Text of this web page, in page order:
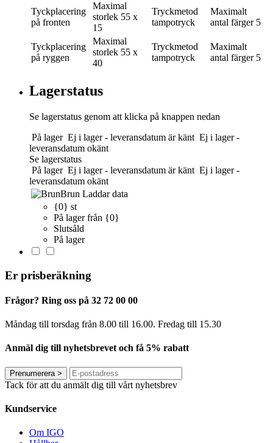
Tyckplacering
på fronten
Maximal
storlek 55 x
15
Tryckmetod
tampotryck
Maximalt
antal färger 5
Tyckplacering
på ryggen
Maximal
storlek 55 x
40
Tryckmetod
tampotryck
Maximalt
antal färger 5
Lagerstatus
Se lagerstatus genom att klicka på knappen nedan
På lager Ej i lager - leveransdatum är känt Ej i lager -
leveransdatum okänt
Se lagerstatus
På lager Ej i lager - leveransdatum är känt Ej i lager -
leveransdatum okänt
Brun Laddar data
{0} st
På lager från {0}
Slutsåld
På lager
Er prisberäkning
Frågor? Ring oss på 32 72 00 00
Måndag till torsdag från 8.00 till 16.00. Fredag ​​till 15.30
Anmäl dig till nyhetsbrevet och få 5% rabatt
Prenumerera >
Tack för att du anmält dig till vårt nyhetsbrev
Kundservice
Om IGO